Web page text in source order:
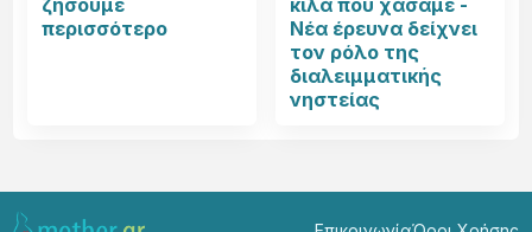
περισσότερο
Νέα έρευνα δείχνει
τον ρόλο της
διαλειμματικής
νηστείας